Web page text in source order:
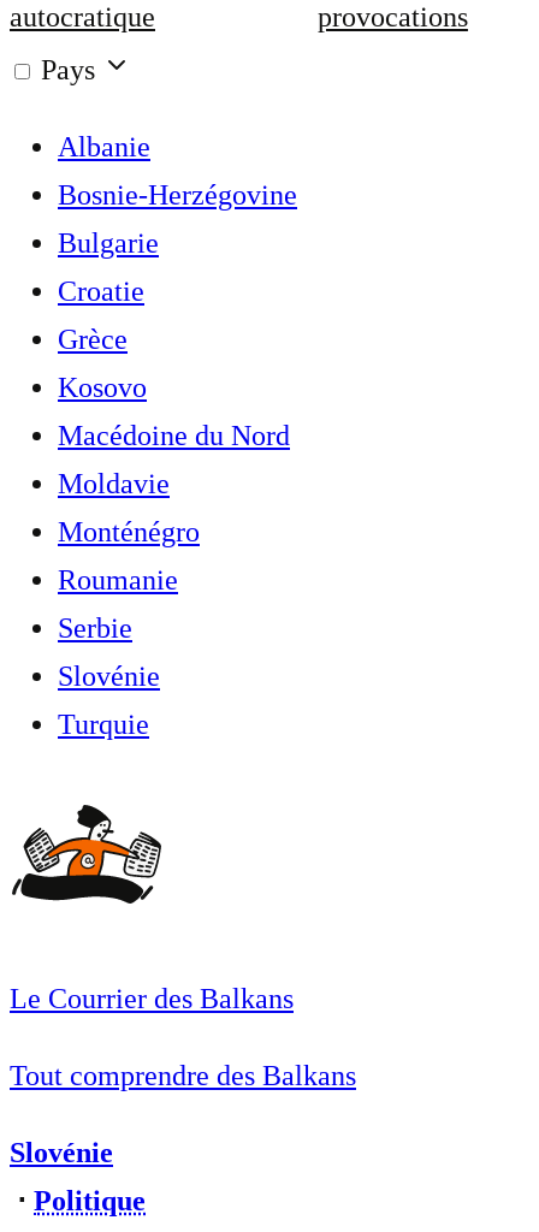
autocratique
provocations
Pays
Albanie
Bosnie-Herzégovine
Bulgarie
Croatie
Grèce
Kosovo
Macédoine du Nord
Moldavie
Monténégro
Roumanie
Serbie
Slovénie
Turquie
Le Courrier des Balkans
Tout comprendre des Balkans
Slovénie
⋅ Politique